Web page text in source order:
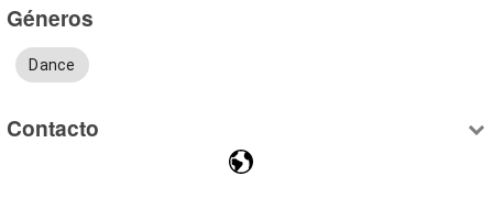
Géneros
Dance
Contacto